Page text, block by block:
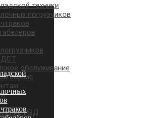
техники
погрузчиков
ДСТ
обслуживание
сервис
РВД